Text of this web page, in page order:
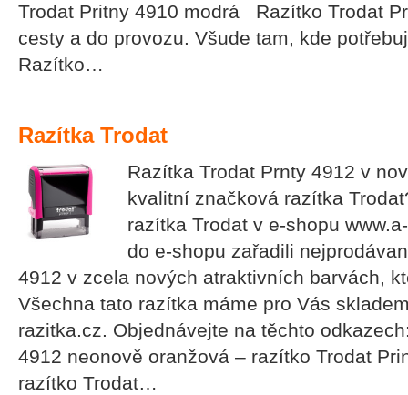
Trodat Pritny 4910 modrá Razítko Trodat
cesty a do provozu. Všude tam, kde
Razítko…
Razítka Trodat
Razítka Trodat Prnty 4912 v
kvalitní značková razítka
razítka Trodat v e-shopu
do e-shopu zařadili
4912 v zcela nových atraktivních barvách,
Všechna tato razítka máme pro Vás
razitka.cz. Objednávejte na těchto
4912 neonově oranžová – razítko Trodat
razítko Trodat…